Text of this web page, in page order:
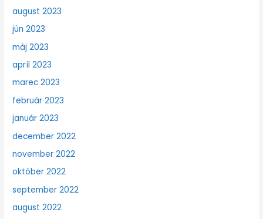
august 2023
jún 2023
máj 2023
apríl 2023
marec 2023
február 2023
január 2023
december 2022
november 2022
október 2022
september 2022
august 2022